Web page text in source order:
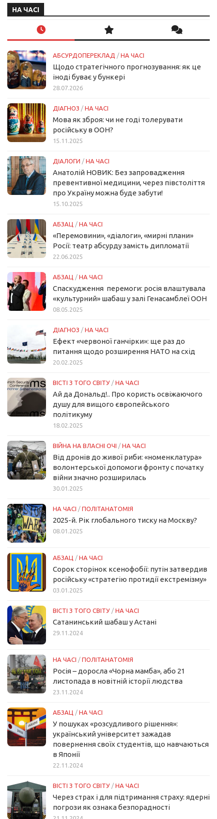
НА ЧАСІ
АБСУРДОПЕРЕКЛАД / НА ЧАСІ
Щодо стратегічного прогнозування: як це
іноді буває у бункері
28.07.2026
ДІАГНОЗ / НА ЧАСІ
Мова як зброя: чи не годі толерувати
російську в ООН?
15.11.2025
ДІАЛОГИ / НА ЧАСІ
Анатолій НОВИК: Без запровадження
превентивної медицини, через півстоліття
про Україну можна буде забути!
15.10.2025
АБЗАЦ / НА ЧАСІ
«Перемовини», «діалоги», «мирні плани»
Росії: театр абсурду замість дипломатії
22.06.2025
АБЗАЦ / НА ЧАСІ
Спаскудження перемоги: росія влаштувала
«культурний» шабаш у залі Генасамблеї ООН
08.05.2025
ДІАГНОЗ / НА ЧАСІ
Ефект «червоної ганчірки»: ще раз до
питання щодо розширення НАТО на схід
20.02.2025
ВІСТІ З ТОГО СВІТУ / НА ЧАСІ
Ай да Дональд!.. Про користь освіжаючого
душу для вищого європейського
політикуму
18.02.2025
ВІЙНА НА ВЛАСНІ ОЧІ / НА ЧАСІ
Від дронів до живої риби: «номенклатура»
волонтерської допомоги фронту с початку
війни значно розширилась
30.01.2025
НА ЧАСІ / ПОЛІТАНАТОМІЯ
2025-й. Рік глобального тиску на Москву?
08.01.2025
АБЗАЦ / НА ЧАСІ
Сорок сторінок ксенофобії: путін затвердив
російську «стратегію протидії екстремізму»
03.01.2025
ВІСТІ З ТОГО СВІТУ / НА ЧАСІ
Сатанинський шабаш у Астані
29.11.2024
НА ЧАСІ / ПОЛІТАНАТОМІЯ
Росія – доросла «Чорна мамба», або 21
листопада в новітній історії людства
23.11.2024
АБЗАЦ / НА ЧАСІ
У пошуках «розсудливого рішення»:
український університет зажадав
повернення своїх студентів, що навчаються
в Японії
22.11.2024
ВІСТІ З ТОГО СВІТУ / НА ЧАСІ
Через страх і для підтримання страху: ядерні
погрози як ознака безпорадності